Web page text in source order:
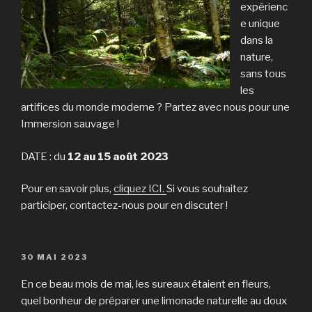
expérienc
e unique
dans la
nature,
sans tous
les
artifices du monde moderne ? Partez avec nous pour une
Immersion sauvage !
DATE : du 12 au 15 août 2023
Pour en savoir plus, cliquez ICI. Si vous souhaitez
participer, contactez-nous pour en discuter !
PUBLIÉ
30 MAI 2023
En ce beau mois de mai, les sureaux étaient en fleurs,
quel bonheur de préparer une limonade naturelle au doux